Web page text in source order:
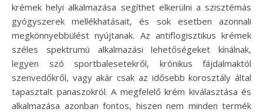
krémek helyi alkalmazása segíthet elkerülni a szisztémás
gyógyszerek mellékhatásait, és sok esetben azonnali
megkönnyebbülést nyújtanak. Az antiflogisztikus krémek
széles spektrumú alkalmazási lehetőségeket kínálnak,
legyen szó sportbalesetekről, krónikus fájdalmaktól
szenvedőkről, vagy akár csak az idősebb korosztály által
tapasztalt panaszokról. A megfelelő krém kiválasztása és
alkalmazása azonban fontos, hiszen nem minden termék